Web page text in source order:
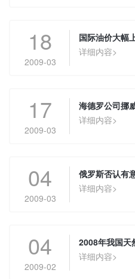
18
2009-03
国际油价大幅
详细内容>
17
2009-03
海德罗公司挪
详细内容>
04
2009-03
俄罗斯否认有
详细内容>
04
2009-02
2008年我国天
详细内容>